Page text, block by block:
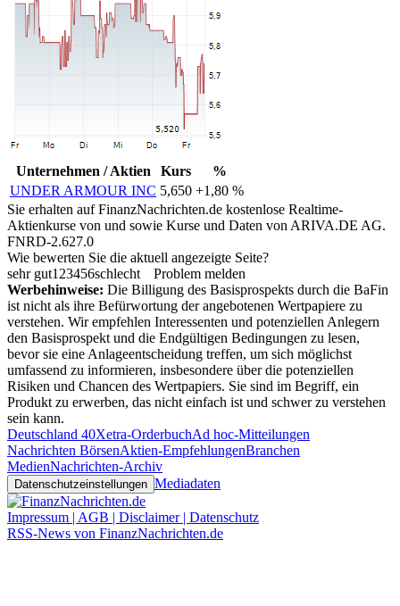
Unternehmen / Aktien Kurs
%
UNDER ARMOUR INC 5,650 +1,80 %
Sie erhalten auf FinanzNachrichten.de kostenlose Realtime-
Aktienkurse von und sowie Kurse und Daten von ARIVA.DE AG.
FNRD-2.627.0
Wie bewerten Sie die aktuell angezeigte Seite?
sehr gut1 23456schlecht
Problem melden
Werbehinweise: Die Billigung des Basisprospekts durch die BaFin
ist nicht als ihre Befürwortung der angebotenen Wertpapiere zu
verstehen. Wir empfehlen Interessenten und potenziellen Anlegern
den Basisprospekt und die Endgültigen Bedingungen zu lesen,
bevor sie eine Anlageentscheidung treffen, um sich möglichst
umfassend zu informieren, insbesondere über die potenziellen
Risiken und Chancen des Wertpapiers. Sie sind im Begriff, ein
Produkt zu erwerben, das nicht einfach ist und schwer zu verstehen
sein kann.
Deutschland 40Xetra-OrderbuchAd hoc-Mitteilungen
Nachrichten BörsenAktien-EmpfehlungenBranchen
MedienNachrichten-Archiv
Datenschutzeinstellungen Mediadaten
Impressum | AGB | Disclaimer | Datenschutz
RSS-News von FinanzNachrichten.de